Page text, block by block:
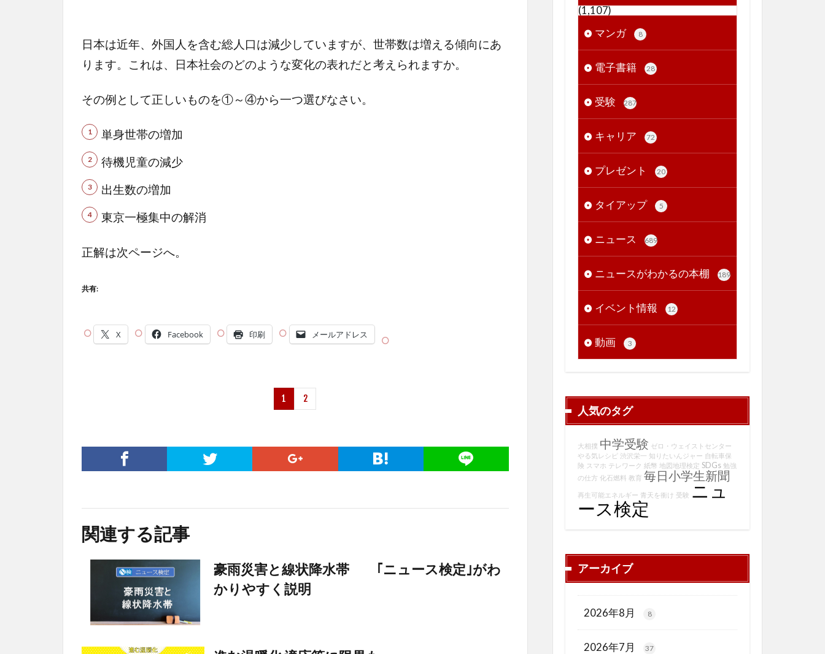
日本は近年、外国人を含む総人口は減少していますが、世帯数は増える傾向にあ
ります。これは、日本社会のどのような変化の表れだと考えられますか。
その例として正しいものを①～④から一つ選びなさい。
単身世帯の増加
待機児童の減少
出生数の増加
東京一極集中の解消
正解は次ページへ。
共有:
X Facebook 印刷 メールアドレス
1 2
関連する記事
豪雨災害と線状降水帯 ｢ニュース検定｣がわ
かりやすく説明
(1,107)
マンガ
8
電子書籍 28
受験 287
キャリア 72
プレゼント 20
タイアップ 5
ニュース 689
ニュースがわかるの本棚 189
イベント情報 12
動画 3
人気のタグ
大相撲 中学受験 ゼロ・ウェイストセンター
やる気レシピ 渋沢栄一 知りたいんジャー 自転車保
険 スマホ テレワーク 紙幣 地図地理検定 SDGs 勉強
の仕方 化石燃料 教育 毎日小学生新聞
再生可能エネルギー 青天を衝け 受験 ニュ
ース検定
アーカイブ
2026年8月 8
2026年7月 37